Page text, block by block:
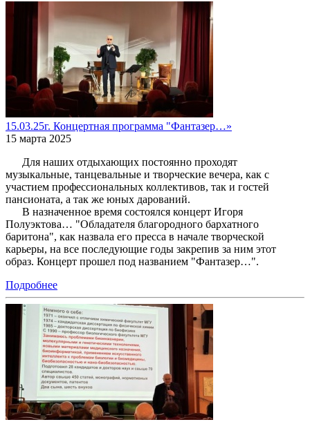
15.03.25г. Концертная программа "Фантазер…»
15 марта 2025
Для наших отдыхающих постоянно проходят
музыкальные, танцевальные и творческие вечера, как с
участием профессиональных коллективов, так и гостей
пансионата, а так же юных дарований.
В назначенное время состоялся концерт Игоря
Полуэктова… "Обладателя благородного бархатного
баритона", как назвала его пресса в начале творческой
карьеры, на все последующие годы закрепив за ним этот
образ. Концерт прошел под названием "Фантазер…".
Подробнее